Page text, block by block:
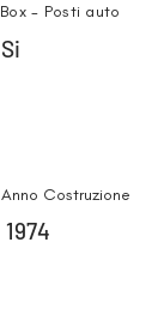
Box - Posti auto
Si
Anno Costruzione
1974